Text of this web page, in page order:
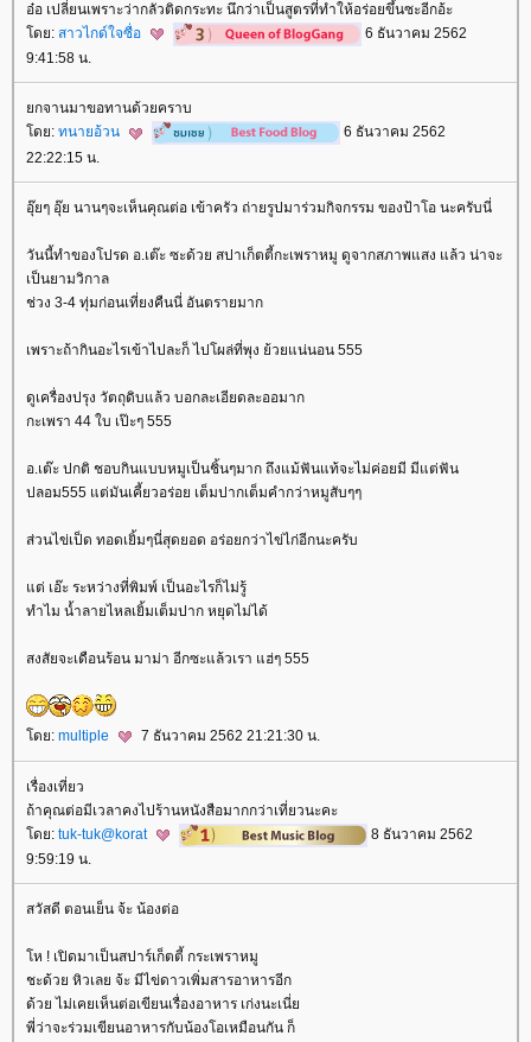
อ๋อ เปลี่ยนเพราะว่ากลัวติดกระทะ นึกว่าเป็นสูตรที่ทำให้อร่อยขึ้นซะอีกอ้ะ
ดย: สาวไกด์ใจซื่อ
6 ธันวาคม 2562
9:41:58 น.
กจานมาขอทานด้วยคราบ
ดย: ทนายอ้วน
6 ธันวาคม 2562
22:22:15 น.
อุ๊ยๆ อุ๊ย นานๆจะเห็นคุณต่อ เข้าครัว ถ่ายรูปมาร่วมกิจกรรม ของป้าโอ นะครับนี่
วันนี้ทำของโปรด อ.เต๊ะ ซะด้วย สปาเก็ตตี้กะเพราหมู ดูจากสภาพแสง แล้ว น่าจะ
เป็นยามวิกาล
ช่วง 3-4 ทุ่มก่อนเที่ยงคืนนี่ อันตรายมาก
เพราะถ้ากินอะไรเข้าไปละก็ ไปโผล่ที่พุง ย้วยแน่นอน 555
ดูเครื่องปรุง วัตถุดิบแล้ว บอกละเอียดละออมาก
กะเพรา 44 ใบ เป๊ะๆ 555
อ.เต๊ะ ปกติ ชอบกินแบบหมูเป็นชิ้นๆมาก ถึงแม้ฟันแท้จะไม่ค่อยมี มีแต่ฟัน
ปลอม555 แต่มันเคี้ยวอร่อย เต็มปากเต็มคำกว่าหมูสับๆๆ
ส่วนไข่เป็ด ทอดเยิ้มๆนี่สุดยอด อร่อยกว่าไข่ไก่อีกนะครับ
ต่ เอ๊ะ ระหว่างที่พิมพ์ เป็นอะไรก็ไม่รู้
ทำไม น้ำลายไหลเยิ้มเต็มปาก หยุดไม่ได้
สงสัยจะเดือนร้อน มาม่า อีกซะแล้วเรา แฮ่ๆ 555
ดย: multiple 7 ธันวาคม 2562 21:21:30 น.
เรื่องเที่ยว
ถ้าคุณต่อมีเวลาคงไปร้านหนังสือมากกว่าเที่ยวนะคะ
ดย: tuk-tuk@korat
8 ธันวาคม 2562
9:59:19 น.
สวัสดี ตอนเย็น จ้ะ น้องต่อ
ห ! เปิดมาเป็นสปาร์เก็ตตี้ กระเพราหมู
ชะด้วย หิวเลย จ้ะ มีไข่ดาวเพิ่มสารอาหารอีก
ด้วย ไม่เคยเห็นต่อเขียนเรื่องอาหาร เก่งนะเนี่
พี่ว่าจะร่วมเขียนอาหารกับน้องโอเหมือนกัน ก็